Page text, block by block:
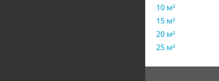
10 м²
15 м²
20 м²
25 м²